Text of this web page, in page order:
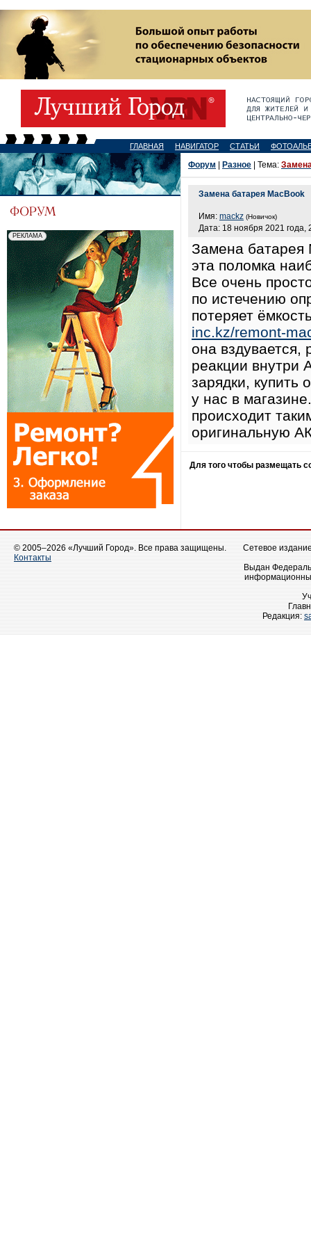
ГЛАВНАЯ НАВИГАТОР СТАТЬИ
Форум Разное | Тема:
Замена батарея MacBook
Имя: mackz (Новичок)
Дата: 18 ноября 2021 года,
Замена батарея
эта поломка
Все очень
по истечению
потеряет
inc.kz/remont-
она вздувается,
реакции внутри
зарядки, купить
у нас в
происходит
оригинальную
Для того чтобы размещать
© 2005–2026 «Лучший Город». Все права защищены.
Контакты
Сетевое
Выдан
Редакция: